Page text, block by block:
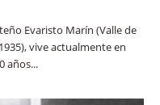
Evaristo Marín (Valle de
vive actualmente en
años...